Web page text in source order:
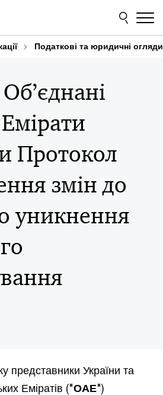
Податкові та юридичні огляди
Протокол
змін до
уникнення
представники України та
Еміратів ("ОАЕ")